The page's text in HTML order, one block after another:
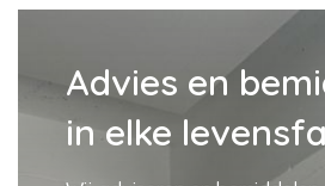
Advies en
in elke